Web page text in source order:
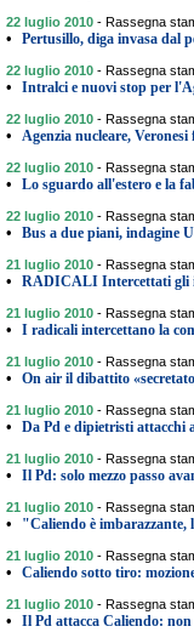
22 luglio 2010 - Rassegna
• Pertusillo, diga invasa dal
22 luglio 2010 - Rassegna
• Intralci e nuovi stop per
22 luglio 2010 - Rassegna
• Agenzia nucleare,
22 luglio 2010 - Rassegna
• Lo sguardo all'estero e la
22 luglio 2010 - Rassegna
• Bus a due piani, indagine
21 luglio 2010 - Rassegna
• RADICALI Intercettati gli
21 luglio 2010 - Rassegna
• I radicali intercettano la
21 luglio 2010 - Rassegna
• On air il dibattito
21 luglio 2010 - Rassegna
• Da Pd e dipietristi attacchi
21 luglio 2010 - Rassegna
• Il Pd: solo mezzo passo
21 luglio 2010 - Rassegna
• "Caliendo è imbarazzante,
21 luglio 2010 - Rassegna
• Caliendo sotto tiro:
21 luglio 2010 - Rassegna
• Il Pd attacca Caliendo: